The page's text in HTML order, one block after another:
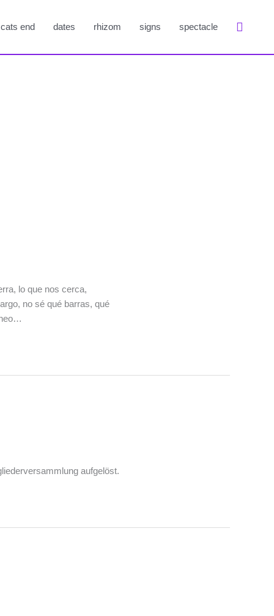
cats end dates rhizom signs spectacle
lo que nos cerca,
no sé qué barras, qué
aufgelöst.